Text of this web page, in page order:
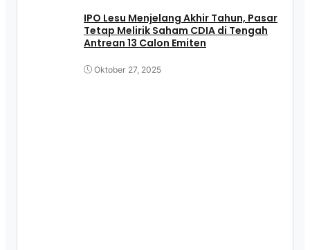
IPO Lesu Menjelang Akhir Tahun, Pasar
Tetap Melirik Saham CDIA di Tengah
Antrean 13 Calon Emiten
Oktober 27, 2025